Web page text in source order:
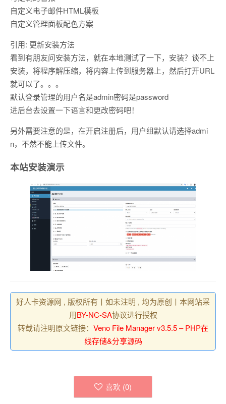
自定义电子邮件HTML模板
自定义管理面板配色方案
引用: 更新安装方法
看到有朋友问安装方法，就在本地测试了一下，安装？谈不上
安装，将程序解压缩，将内容上传到服务器上，然后打开URL
就可以了。。。
默认登录管理的用户名是admin密码是password
进后台去设置一下语言和更改密码吧！
另外需要注意的是，在开启注册后，用户组默认请选择admi
n，不然不能上传文件。
本站安装演示
好人卡资源网 , 版权所有丨如未注明 , 均为原创丨本网站采
用BY-NC-SA协议进行授权
转载请注明原文链接： Veno File Manager v3.5.5 – PHP在
线存储&分享源码
喜欢 (0)